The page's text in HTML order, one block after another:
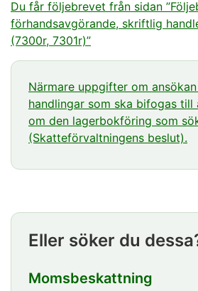
Du får följebrevet från sidan
förhandsavgörande, skriftlig
(7300r, 7301r)”
Närmare uppgifter om
handlingar som ska bifogas till
om den lagerbokföring som
(Skatteförvaltningens beslut).
Eller söker du
Momsbeskattning